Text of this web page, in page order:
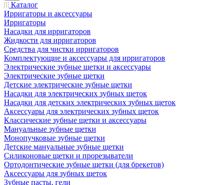
Каталог
Ирригаторы и аксессуары
Ирригаторы
Насадки для ирригаторов
Жидкости для ирригаторов
Средства для чистки ирригаторов
Комплектующие и аксессуары для ирригаторов
Электрические зубные щетки и аксессуары
Электрические зубные щетки
Детские электрические зубные щетки
Насадки для электрических зубных щеток
Насадки для детских электрических зубных щеток
Аксессуары для электрических зубных щеток
Классические зубные щетки и аксессуары
Мануальные зубные щетки
Монопучковые зубные щетки
Детские мануальные зубные щетки
Силиконовые щетки и прорезыватели
Ортодонтические зубные щетки (для брекетов)
Аксессуары для зубных щеток
Зубные пасты, гели